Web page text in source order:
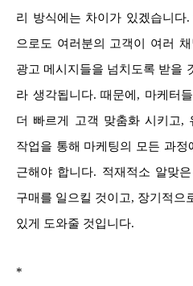
리 방식에는 차이가 있겠습니
으로도 여러분의 고객이 여러
광고 메시지들을 넘치도록 받을
라 생각됩니다. 때문에, 마케터
더 빠르게 고객 맞춤화 시키고,
작업을 통해 마케팅의 모든 과
근해야 합니다. 적재적소 알맞
구매를 일으킬 것이고, 장기적으
있게 도와줄 것입니다.
*